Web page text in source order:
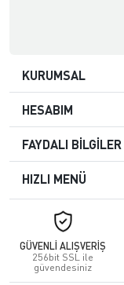
KURUMSAL
HESABIM
FAYDALI BİLGİLER
HIZLI MENÜ
GÜVENLİ ALIŞVERİŞ
256bit SSL ile
güvendesiniz